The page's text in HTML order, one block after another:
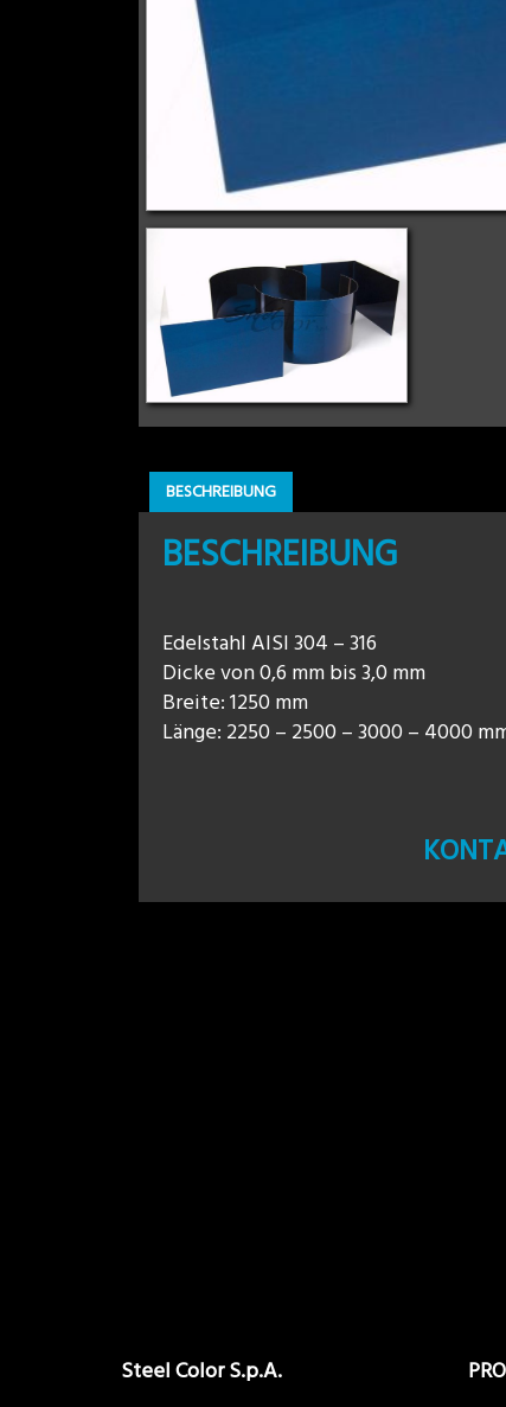
BESCHREIBUNG
BESCHREIBUNG
Edelstahl AISI 304 – 316
Dicke von 0,6 mm bis 3,0 mm
Breite: 1250 mm
Länge: 2250 – 2500 – 3000 – 4000
Steel Color S.p.A.